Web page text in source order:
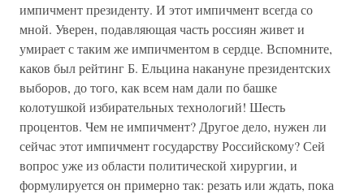
импичмент президенту. И этот импичмент всегда со
мной. Уверен, подавляющая часть россиян живет и
умирает с таким же импичментом в сердце. Вспомните,
каков был рейтинг Б. Ельцина накануне президентских
выборов, до того, как всем нам дали по башке
колотушкой избирательных технологий! Шесть
процентов. Чем не импичмент? Другое дело, нужен ли
сейчас этот импичмент государству Российскому? Сей
вопрос уже из области политической хирургии, и
формулируется он примерно так: резать или ждать, пока